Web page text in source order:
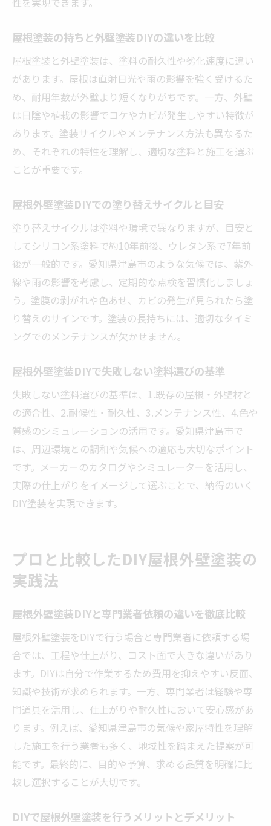
屋根塗装の持ちと外壁塗装DIYの違いを比較
屋根塗装と外壁塗装は、塗料の耐久性や劣化速度に違い
があります。屋根は直射日光や雨の影響を強く受けるた
め、耐用年数が外壁より短くなりがちです。一方、外壁
は日陰や植栽の影響でコケやカビが発生しやすい特徴が
あります。塗装サイクルやメンテナンス方法も異なるた
め、それぞれの特性を理解し、適切な塗料と施工を選ぶ
ことが重要です。
屋根外壁塗装DIYでの塗り替えサイクルと目安
塗り替えサイクルは塗料や環境で異なりますが、目安と
してシリコン系塗料で約10年前後、ウレタン系で7年前
後が一般的です。愛知県津島市のような気候では、紫外
線や雨の影響を考慮し、定期的な点検を習慣化しましょ
う。塗膜の剥がれや色あせ、カビの発生が見られたら塗
り替えのサインです。塗装の長持ちには、適切なタイミ
ングでのメンテナンスが欠かせません。
屋根外壁塗装DIYで失敗しない塗料選びの基準
失敗しない塗料選びの基準は、1.既存の屋根・外壁材と
の適合性、2.耐候性・耐久性、3.メンテナンス性、4.色や
質感のシミュレーションの活用です。愛知県津島市で
は、周辺環境との調和や気候への適応も大切なポイント
です。メーカーのカタログやシミュレーターを活用し、
実際の仕上がりをイメージして選ぶことで、納得のいく
DIY塗装を実現できます。
プロと比較したDIY屋根外壁塗装の
実践法
屋根外壁塗装DIYと専門業者依頼の違いを徹底比較
屋根外壁塗装をDIYで行う場合と専門業者に依頼する場
合では、工程や仕上がり、コスト面で大きな違いがあり
ます。DIYは自分で作業するため費用を抑えやすい反面、
知識や技術が求められます。一方、専門業者は経験や専
門道具を活用し、仕上がりや耐久性において安心感があ
ります。例えば、愛知県津島市の気候や家屋特性を理解
した施工を行う業者も多く、地域性を踏まえた提案が可
能です。最終的に、目的や予算、求める品質を明確に比
較し選択することが大切です。
DIYで屋根外壁塗装を行うメリットとデメリット